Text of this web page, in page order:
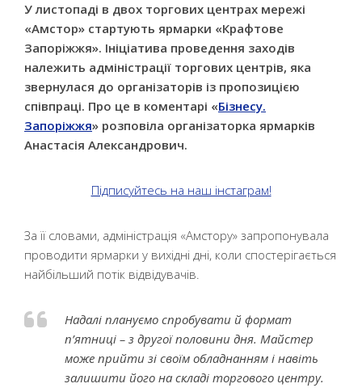
У листопаді в двох торгових центрах мережі
«Амстор» стартують ярмарки «Крафтове
Запоріжжя». Ініціатива проведення заходів
належить адміністрації торгових центрів, яка
звернулася до організаторів із пропозицією
співпраці. Про це в коментарі «Бізнесу.
Запоріжжя» розповіла організаторка ярмарків
Анастасія Александрович.
Підписуйтесь на наш інстаграм!
За її словами, адміністрація «Амстору» запропонувала
проводити ярмарки у вихідні дні, коли спостерігається
найбільший потік відвідувачів.
Надалі плануємо спробувати й формат
п’ятниці – з другої половини дня. Майстер
може прийти зі своїм обладнанням і навіть
залишити його на складі торгового центру.